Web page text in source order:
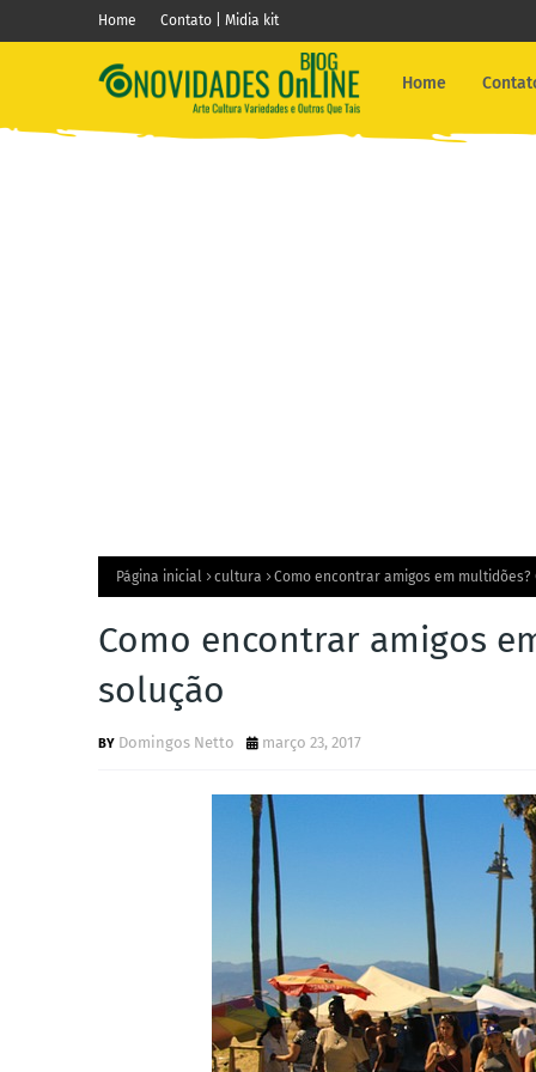
Home Contato | Midia kit
Home
Página inicial cultura Como encontrar amigos em multidões?
Como encontrar amigos
solução
Domingos Netto março 23, 2017